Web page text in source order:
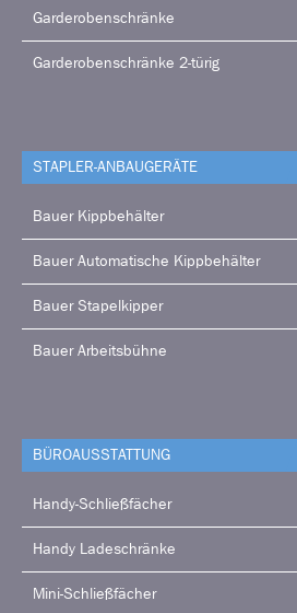
Garderobenschränke
Garderobenschränke 2-türig
STAPLER-ANBAUGERÄTE
Bauer Kippbehälter
Bauer Automatische Kippbehälter
Bauer Stapelkipper
Bauer Arbeitsbühne
BÜRO­AUSSTATTUNG
Handy-Schließfächer
Handy Ladeschränke
Mini-Schließfächer